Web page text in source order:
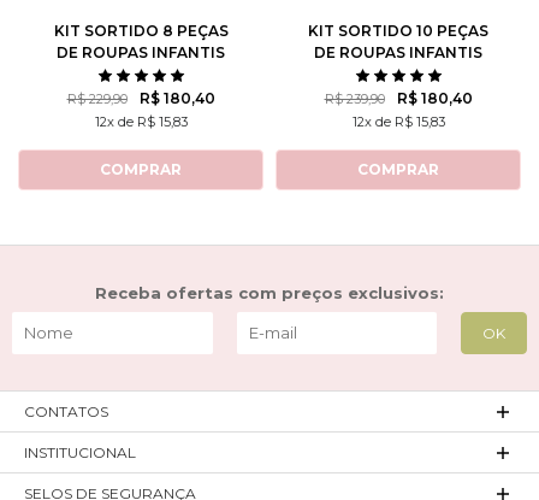
KIT SORTIDO 8 PEÇAS
DE ROUPAS INFANTIS
MASCULINO INVERNO - 4
CASACOS + 4 CALÇAS
R$ 229,90 R$ 180,40
12x de R$ 15,83
COMPRAR
KIT SORTIDO 10 PEÇAS
DE ROUPAS INFANTIS
MASCULINO INVERNO - 5
CASACOS + 5 CALÇAS
R$ 239,90 R$ 180,40
12x de R$ 15,83
COMPRAR
Receba ofertas com preços exclusivos:
CONTATOS
INSTITUCIONAL
SELOS DE SEGURANÇA